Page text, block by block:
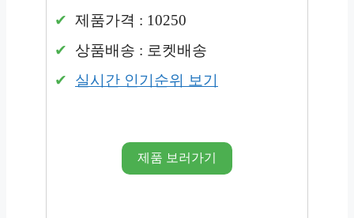
제품가격 : 10250
상품배송 : 로켓배송
실시간 인기순위 보기
제품 보러가기